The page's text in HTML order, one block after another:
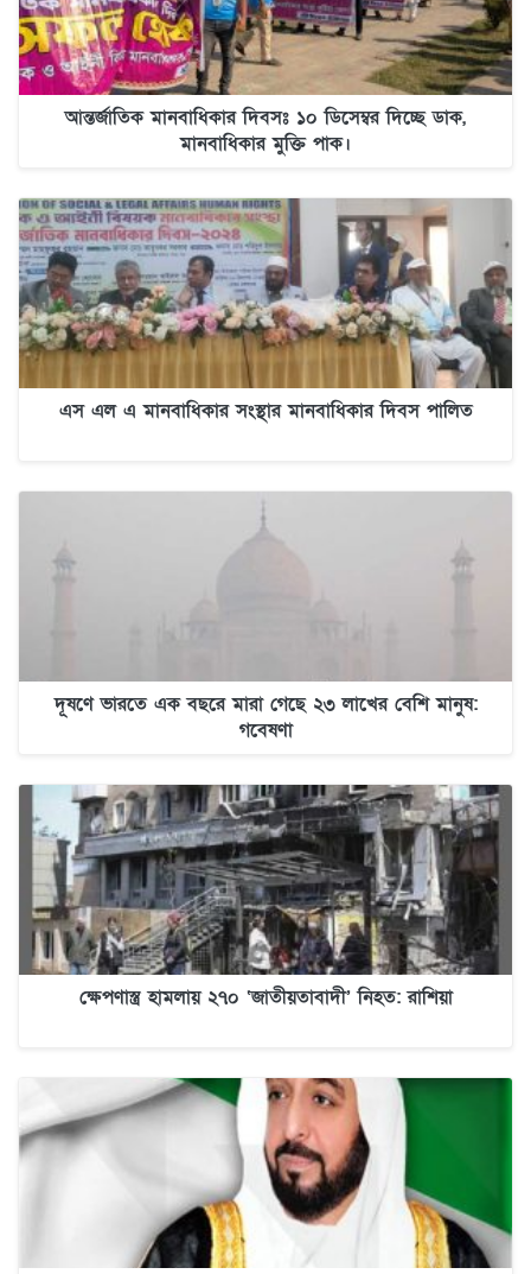
আন্তর্জাতিক মানবাধিকার দিবসঃ ১০ ডিসেম্বর দিচ্ছে ডাক,
মানবাধিকার মুক্তি পাক।
এস এল এ মানবাধিকার সংস্থার মানবাধিকার দিবস পালিত
দূষণে ভারতে এক বছরে মারা গেছে ২৩ লাখের বেশি মানুষ:
গবেষণা
ক্ষেপণাস্ত্র হামলায় ২৭০ ‘জাতীয়তাবাদী’ নিহত: রাশিয়া